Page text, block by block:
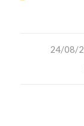
24/08/
/